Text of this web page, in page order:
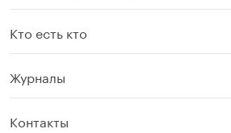
Кто есть кто
Журналы
Контакты